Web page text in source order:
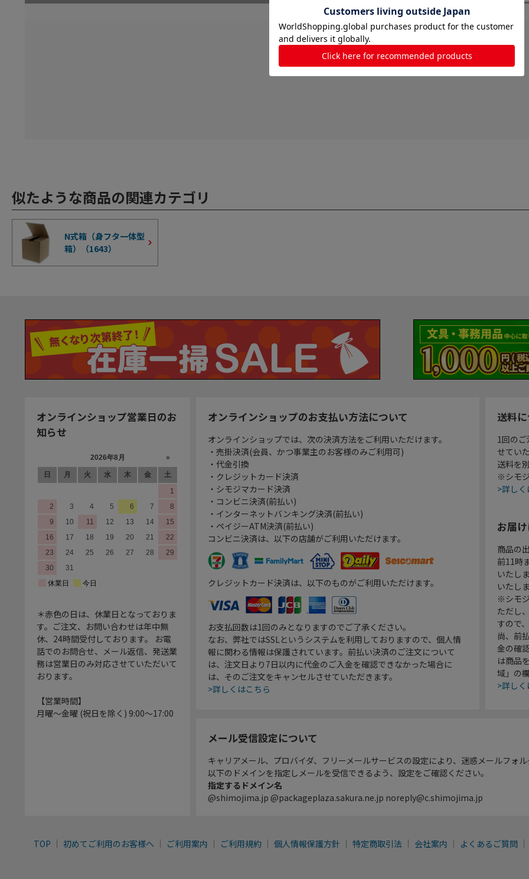
レビューはありません。
似たような商品の関連カテゴリ
N式箱（身フタ一体型
箱）（1643）
オンラインショップ営業日のお
知らせ
＊赤色の日は、休業日となっておりま
す。ご注文、お問い合わせは年中無
休、24時間受付しております。 お電
話でのお問合せ、メール返信、発送業
務は営業日のみ対応させていただいて
おります。
【営業時間】
月曜～金曜 (祝日を除く) 9:00～17:00
オンラインショップのお支払い方法について
オンラインショップでは、次の決済方法をご利用いただけます。
・売掛決済(会員、かつ事業主のお客様のみご利用可)
・代金引換
・クレジットカード決済
・シモジマカード決済
・コンビニ決済(前払い)
・インターネットバンキング決済(前払い)
・ペイジーATM決済(前払い)
コンビニ決済は、以下の店舗がご利用いただけます。
クレジットカード決済は、以下のものがご利用いただけます。
お支払回数は1回のみとなりますのでご了承ください。
なお、弊社ではSSLというシステムを利用しておりますので、個人情
報に関わる情報は保護されています。前払い決済のご注文について
は、注文日より7日以内に代金のご入金を確認できなかった場合に
は、そのご注文をキャンセルさせていただきます。
>詳しくはこちら
送料
1回の
せてい
送料を
※シモ
>詳し
お届
商品の
前11時
いたし
いたし
※シモ
ただし
すので
尚、前
金の確
は商品
域」の
>詳し
メール受信設定について
キャリアメール、プロバイダ、フリーメールサービスの設定により、迷惑メールフォ
以下のドメインを指定しメールを受信できるよう、設定をご確認ください。
指定するドメイン名
@shimojima.jp @packageplaza.sakura.ne.jp noreply@c.shimojima.jp
TOP 初めてご利用のお客様へ ご利用案内 ご利用規約 個人情報保護方針 特定商取引法 会社案内 よくあるご質問